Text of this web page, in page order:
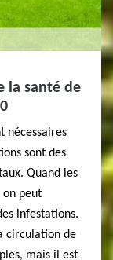
la santé de
nécessaires
sont des
Quand les
on peut
infestations.
circulation de
mais il est